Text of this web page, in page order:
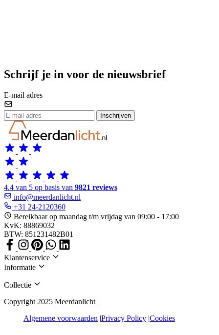
Schrijf je in voor de nieuwsbrief
E-mail adres
Inschrijven
4.4 van 5 op basis van 9821 reviews
info@meerdanlicht.nl
+31 24-2120360
Bereikbaar op maandag t/m vrijdag van 09:00 - 17:00
KvK: 88869032
BTW: 851231482B01
Klantenservice
Informatie
Collectie
Copyright 2025 Meerdanlicht |
Algemene voorwaarden Privacy Policy Cookies